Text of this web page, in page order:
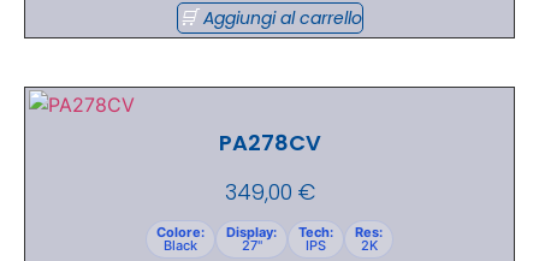
Aggiungi al carrello
PA278CV
349,00 €
Colore:
Black
Display:
27"
Tech:
IPS
Res:
2K